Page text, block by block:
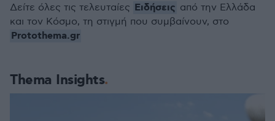
Thema Insights
Δείτε όλες τις τελευταίες Ειδήσεις από την Ελλάδα
και τον Κόσμο, τη στιγμή που συμβαίνουν, στο
Protothema.gr